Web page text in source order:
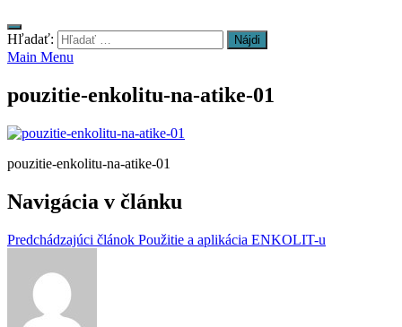
Hľadať:
Main Menu
pouzitie-enkolitu-na-atike-01
pouzitie-enkolitu-na-atike-01
Navigácia v článku
Predchádzajúci článok Použitie a aplikácia ENKOLIT-u